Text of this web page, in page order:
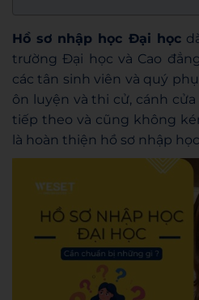
Hồ sơ nhập học Đại học
trường Đại học và Cao
các tân sinh viên và quý
ôn luyện và thi cử, cánh
tiếp theo và cũng không
là hoàn thiện hồ sơ nhập